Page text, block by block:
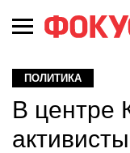
ПОЛИТИКА
В центре